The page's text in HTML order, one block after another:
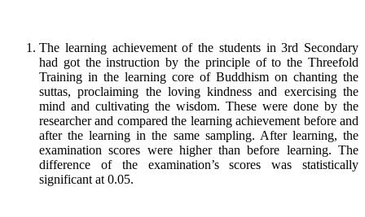
The learning achievement of the students in 3rd Secondary
had got the instruction by the principle of to the Threefold
Training in the learning core of Buddhism on chanting the
suttas, proclaiming the loving kindness and exercising the
mind and cultivating the wisdom. These were done by the
researcher and compared the learning achievement before and
after the learning in the same sampling. After learning, the
examination scores were higher than before learning. The
difference of the examination’s scores was statistically
significant at 0.05.